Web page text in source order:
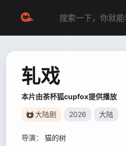
轧戏
本片由茶杯狐cupfox提供播放
大陆剧 2026 大陆
导演：
猫的树